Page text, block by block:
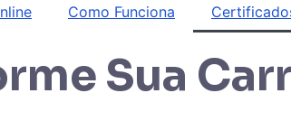
Como Funciona
Sua